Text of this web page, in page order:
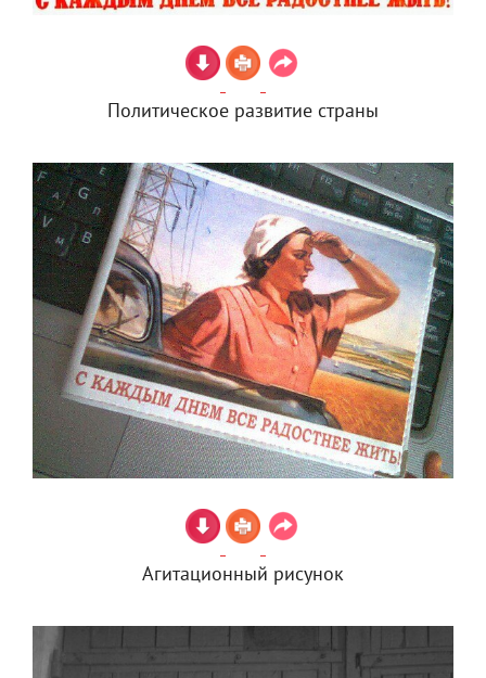
Политическое развитие страны
Агитационный рисунок